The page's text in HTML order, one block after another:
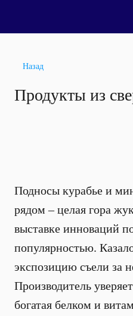
Назад
Продукты из
Подносы курабье и
рядом – целая гора
выставке инноваций
популярностью.
экспозицию съели за
Производитель
богатая белком и